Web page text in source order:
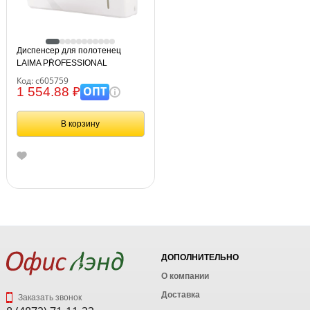
Диспенсер для полотенец
LAIMA PROFESSIONAL
сложения, белый, ABS-пластик,
Код: с605759
1 554.88 ₽ОПТ
В корзину
Заказать звонок
ДОПОЛНИТЕЛЬНО
О компании
Доставка